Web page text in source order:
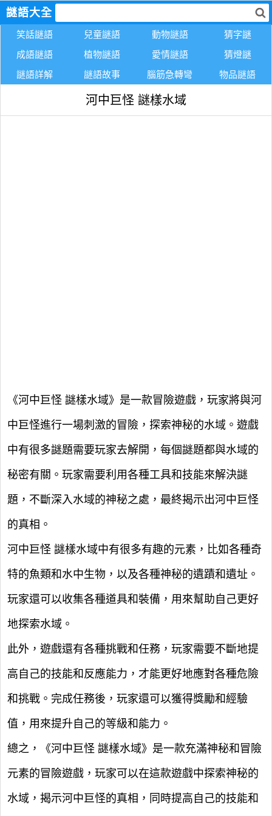
謎語大全
笑話謎語 兒童謎語 動物謎語
猜字謎
成語謎語
植物謎語 愛情謎語
猜燈謎
謎語詳解
謎語故事 腦筋急轉彎 物品謎語
河中巨怪 謎樣水域
《河中巨怪 謎樣水域》是一款冒險遊戲，玩家將與河
中巨怪進行一場刺激的冒險，探索神秘的水域。遊戲
中有很多謎題需要玩家去解開，每個謎題都與水域的
秘密有關。玩家需要利用各種工具和技能來解決謎
題，不斷深入水域的神秘之處，最終揭示出河中巨怪
的真相。
河中巨怪 謎樣水域中有很多有趣的元素，比如各種奇
特的魚類和水中生物，以及各種神秘的遺蹟和遺址。
玩家還可以收集各種道具和裝備，用來幫助自己更好
地探索水域。
此外，遊戲還有各種挑戰和任務，玩家需要不斷地提
高自己的技能和反應能力，才能更好地應對各種危險
和挑戰。完成任務後，玩家還可以獲得獎勵和經驗
值，用來提升自己的等級和能力。
總之，《河中巨怪 謎樣水域》是一款充滿神秘和冒險
元素的冒險遊戲，玩家可以在這款遊戲中探索神秘的
水域，揭示河中巨怪的真相，同時提高自己的技能和